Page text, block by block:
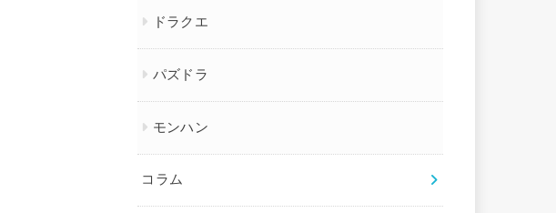
ドラクエ
パズドラ
モンハン
コラム